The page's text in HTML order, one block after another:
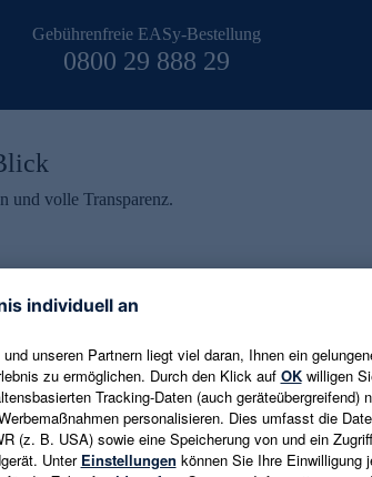
Gebührenfreie EASy-Bestellung
0800 29 888 29
und volle Transparenz.
Trends,
ist jederzeit in
E-Mail-Adresse eingeben
Es gelten die Datenschutzrichtlinien